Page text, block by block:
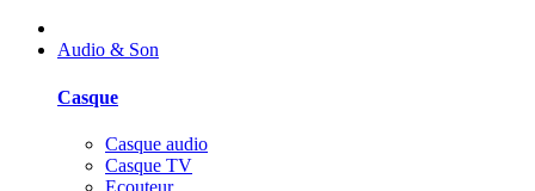
Audio & Son
Casque
Casque audio
Casque TV
Ecouteur